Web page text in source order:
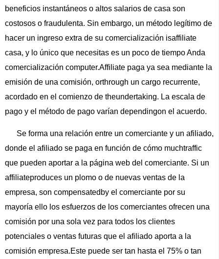
beneficios instantáneos o altos salarios de casa son
costosos o fraudulenta. Sin embargo, un método legítimo de
hacer un ingreso extra de su comercialización isaffiliate
casa, y lo único que necesitas es un poco de tiempo Anda
comercialización computer.Affiliate paga ya sea mediante la
emisión de una comisión, orthrough un cargo recurrente,
acordado en el comienzo de theundertaking. La escala de
pago y el método de pago varían dependingon el acuerdo.
Se forma una relación entre un comerciante y un afiliado,
donde el afiliado se paga en función de cómo muchtraffic
que pueden aportar a la página web del comerciante. Si un
affiliateproduces un plomo o de nuevas ventas de la
empresa, son compensatedby el comerciante por su
mayoría ello los esfuerzos de los comerciantes ofrecen una
comisión por una sola vez para todos los clientes
potenciales o ventas futuras que el afiliado aporta a la
comisión empresa.Este puede ser tan hasta el 75% o tan